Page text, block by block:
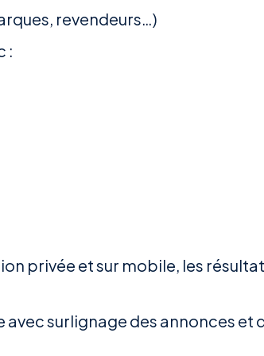
revendeurs…)
:
privée et sur mobile, les
avec surlignage des annonces et